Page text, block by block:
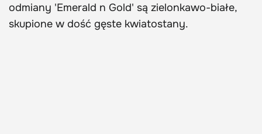
odmiany 'Emerald n Gold' są zielonkawo-białe,
skupione w dość gęste kwiatostany.